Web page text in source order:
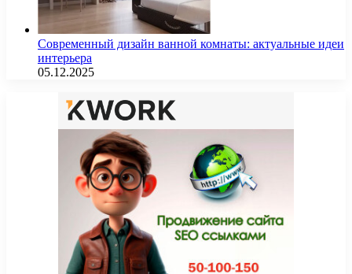
Современный дизайн ванной комнаты: актуальные идеи
интерьера
05.12.2025